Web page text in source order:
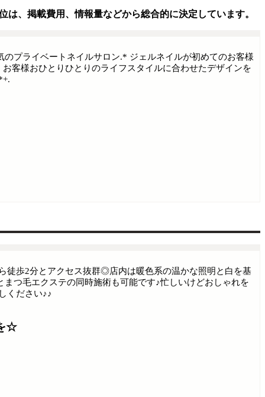
は、掲載費用、情報量などから総合的に決定しています。
プライベートネイルサロン.* ジェルネイルが初めてのお客様
客様おひとりひとりのライフスタイルに合わせたデザインを
☆
徒歩2分とアクセス抜群◎店内は暖色系の温かな照明と白を基
つ毛エクステの同時施術も可能です♪忙しいけどおしゃれを
ください♪♪